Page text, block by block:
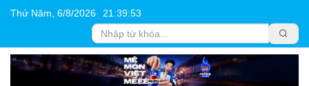
Thứ Năm, 6/8/2026 21 :39:53